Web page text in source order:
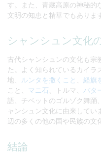
す。また、青蔵高原の神秘的
文明の知恵と精華でもありま
シャンシュン文化
古代シャンシュンの文化も宗
た。よく知られているカイラ
地、
ルンタを撒くこと 経旗
こと、 マニ石 、トルマ、 バタ
語、チベットのゴルゾク舞踊、
ャンシュン文化に由来してい
辺の多くの他の国や民族の文
結論